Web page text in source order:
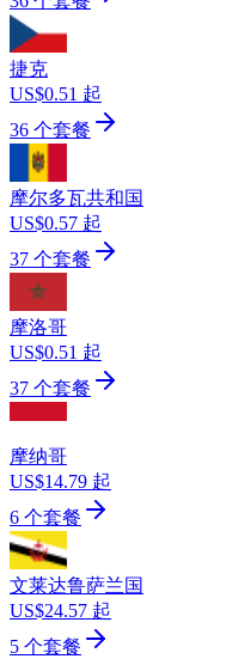
捷克
US$0.51 起
36 个套餐
摩尔多瓦共和国
US$0.57 起
37 个套餐
摩洛哥
US$0.51 起
37 个套餐
摩纳哥
US$14.79 起
6 个套餐
文莱达鲁萨兰国
US$24.57 起
5 个套餐